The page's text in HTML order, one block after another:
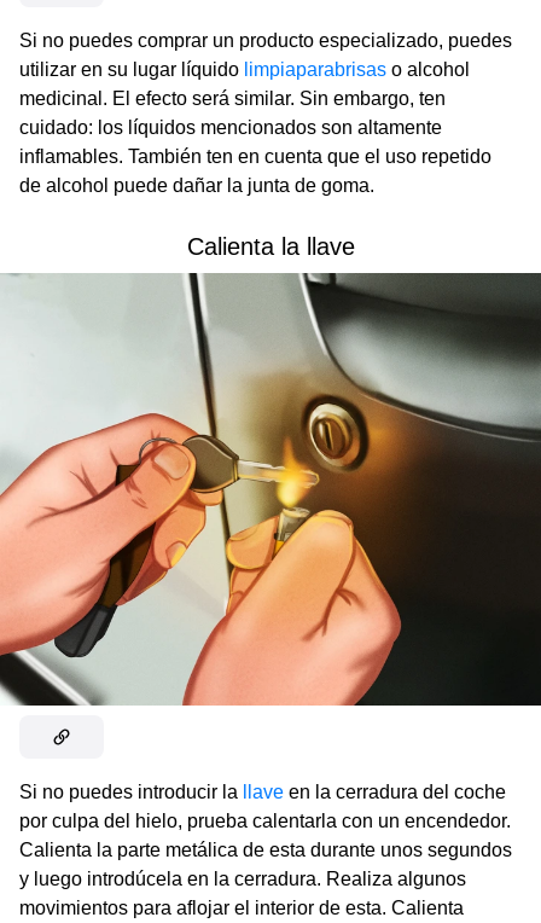
Si no puedes comprar un producto especializado, puedes
utilizar en su lugar líquido limpiaparabrisas o alcohol
medicinal. El efecto será similar. Sin embargo, ten
cuidado: los líquidos mencionados son altamente
inflamables. También ten en cuenta que el uso repetido
de alcohol puede dañar la junta de goma.
Calienta la llave
Si no puedes introducir la llave en la cerradura del coche
por culpa del hielo, prueba calentarla con un encendedor.
Calienta la parte metálica de esta durante unos segundos
y luego introdúcela en la cerradura. Realiza algunos
movimientos para aflojar el interior de esta. Calienta